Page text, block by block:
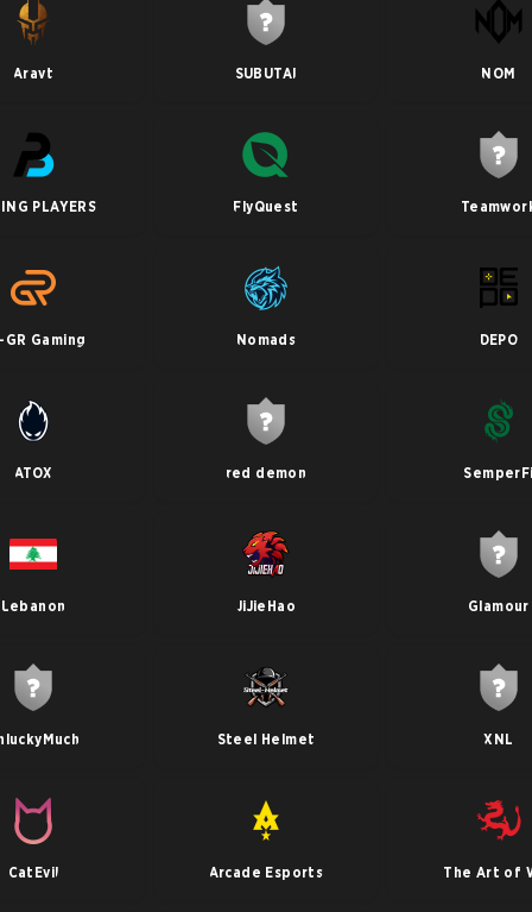
Aravt SUBUTAI NOM
PLAYERS FlyQuest
Gaming Nomads DEPO
ATOX red demon SemperFi
Lebanon JiJieHao Glamour
Steel Helmet XNL
CatEvil Arcade Esports The Art of